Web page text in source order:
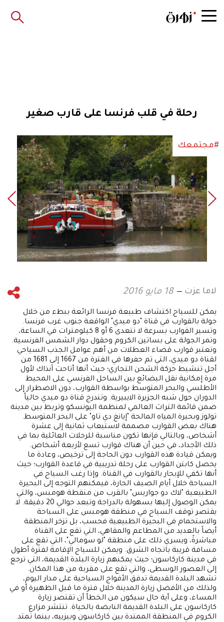
رحلة في قلب فرنسا على قارب صغير
#مجتمعك
لاما عزت 18 مايو 2016
يمكن للسياح اكتشاف طبيعة فرنسا الرائعة ببطء من خلال
جولة بالقوارب في قناة "دو ميدي" الواقعة جنوب غرب فرنسا.
وتسير القوارب بسرعة لا تتعدى 6 أو 8 كيلومترات في الساعة،
وتمر الجولة على بساتين الكروم وحقول دوار الشمس الفرنسية.
وتعتبر قوارب قضاء العطلات من أهم عوامل الجذب السياحي
لقناة دو ميدي، التي تم حفرها في الفترة من 1667 إلى 1681 من
أجل تنشيط حركة الشحن التجاري؛ حيث أنها أتاحت آنذاك لأول
مرة إمكانية نقل البضائع بين الساحل الفرنسي على المحيط
الأطلسي والبحر المتوسط بواسطة القوارب، دون الاضطرار إلى
الدوران حول شبه الجزيرة الايبيرية. وتندرج قناة دو ميدي حالياً
ضمن قائمة التراث العالمي لمنظمة اليونسكو وتربط بين مدينة
تولوز وبحيرة المياه المالحة "إيانغ دي تاو" على البحر المتوسط.
هناك بعض القوارب مصممة لاستيعاب ثمانية إلى عشرة
أشخاص، وبالتالي فإنها تكون مناسبة للرحلات العائلية بما في
ذلك الأجداد، في حين أن هناك قوارب تسع لأربعة أشخاص.
ويمكن قيادة هذه القوارب دون الحاجة إلى ترخيص، وعادة ما
يحصل كابتن القوارب على رحلة تدريبية في قاعدة القوارب؛ حيث
أنها تكفي للإبحار بالقوارب في القناة. وإذا رغب السياح في
السباحة خلال أيام الصيف الحارة، فيمكنهم التوجه إلى البحيرة
الطبيعية "لاك دو جواريس" بالقرب من منقطة هومبس، والتي
يمكن الوصول إليها بسهولة بالدراجة وتبعد حوالي 20 دقيقة. لا
يقتصر توقف السياح في منطقة هومبس على السباحة
والاستحمام في البحيرة الطبيعية فحسب، بل تزخر المنطقة
أيضاً بالعديد من المطاعم والمقاهي، التي تقع على القناة
مباشرةً، ويسري ذلك على منطقة "لو سومالي"، التي تقع على
مسافة قريبة باتجاه الشرق. ويمكن للسياح الإقامة لفترة أطول
في مدينة كاركاسون؛ حيث يمكنهم زيارة البلدة القديمة، التي ترجع
إلى العصور الوسطى، والتي تقع على مقربة من هذا المكان.
تشهد البلدة القديمة تدفق الأفواج السياحية على مدار اليوم،
ولذلك من الأفضل زيارة المدينة خلال فترة ما قبل الظهيرة أو في
المساء، وعلى أية حال سيكون من الخطأ أن تقتصر زيارة
كاركاسون على البلدة القديمة النابضة بالحياة. تنتشر مزارع
الكروم في المنطقة الممتدة بين كاركاسون وبيزييه، بينما تمتد